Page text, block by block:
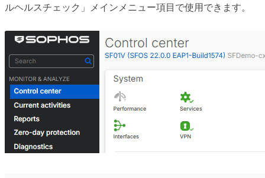
ルヘルスチェック」メインメニュー項目で使用できます。